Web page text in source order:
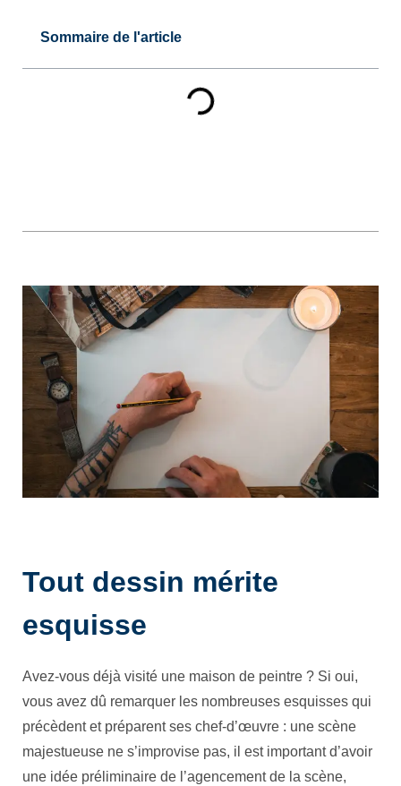
Sommaire de l'article
Tout dessin mérite
esquisse
Avez-vous déjà visité une maison de peintre ? Si oui,
vous avez dû remarquer les nombreuses esquisses qui
précèdent et préparent ses chef-d’œuvre : une scène
majestueuse ne s’improvise pas, il est important d’avoir
une idée préliminaire de l’agencement de la scène,